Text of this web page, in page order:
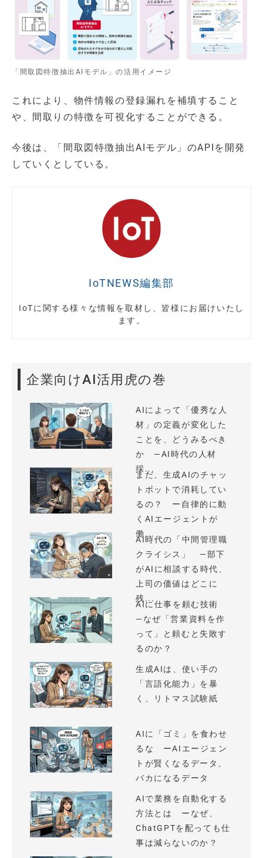
「間取図特徴抽出AIモデル」の活用イメージ
これにより、物件情報の登録漏れを補填すること
や、間取りの特徴を可視化することができる。
今後は、「間取図特徴抽出AIモデル」のAPIを開発
していくとしている。
IoTNEWS編集部
IoTに関する様々な情報を取材し、皆様にお届けいたし
ます。
企業向けAI活用虎の巻
AIによって「優秀な人
材」の定義が変化した
ことを、どうみるべき
か —AI時代の人材
採...
まだ、生成AIのチャッ
トボットで消耗してい
るの？ ー自律的に動
くAIエージェントが
働...
AI時代の「中間管理職
クライシス」 —部下
がAIに相談する時代、
上司の価値はどこに
残...
AIに仕事を頼む技術
—なぜ「営業資料を作
って」と頼むと失敗す
るのか？
生成AIは、使い手の
「言語化能力」を暴
く、リトマス試験紙
AIに「ゴミ」を食わせ
るな ーAIエージェン
トが賢くなるデータ、
バカになるデータ
AIで業務を自動化する
方法とは ーなぜ、
ChatGPTを配っても仕
事は減らないのか？